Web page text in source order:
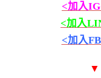
<加入
<加入
<加入